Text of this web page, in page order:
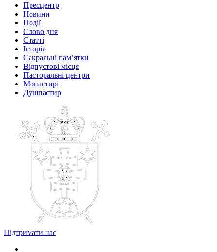
Пресцентр
Новини
Події
Слово дня
Статті
Історія
Сакральні пам’ятки
Відпустові місця
Пасторальні центри
Монастирі
Душпастир
Підтримати нас